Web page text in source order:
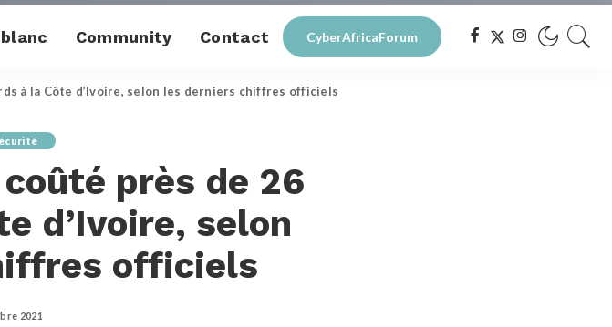
Community Contact CyberAfricaForum
à la Côte d’Ivoire, selon les derniers chiffres officiels
près de 26
d’Ivoire, selon
officiels
2021